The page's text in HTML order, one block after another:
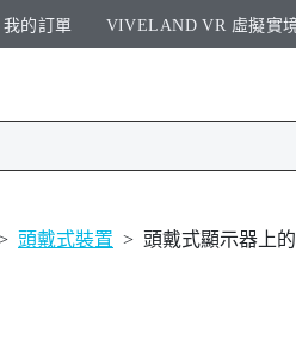
我的訂單 VIVELAND VR 虛擬實
頭戴式裝置 > 頭戴式顯示器上